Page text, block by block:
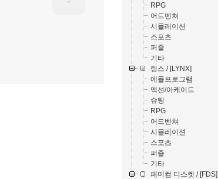
RPG
어드벤쳐
시뮬레이션
스포츠
퍼즐
기타
링스 / [LYNX]
에뮬프로그램
액션/아케이드
슈팅
RPG
어드벤쳐
시뮬레이션
스포츠
퍼즐
기타
패미컴 디스켓 / [FDS]